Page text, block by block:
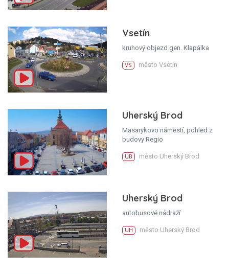
Vsetín
kruhový objezd gen. Klapálka
VS město Vsetín
Uherský Brod
Masarykovo náměstí, pohled z
budovy Regio
UB město Uherský Brod
Uherský Brod
autobusové nádraží
UH město Uherský Brod